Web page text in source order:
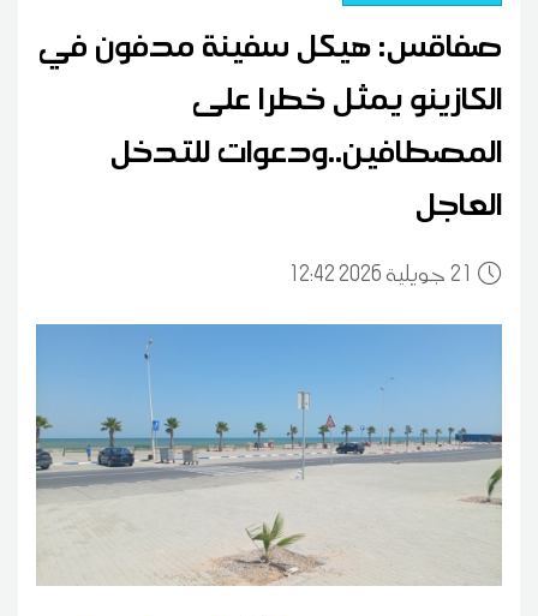
صفاقس: هيكل سفينة مدفون في
الكازينو يمثل خطرا على
المصطافين..ودعوات للتدخل
العاجل
21 12:42 2026 جويلية